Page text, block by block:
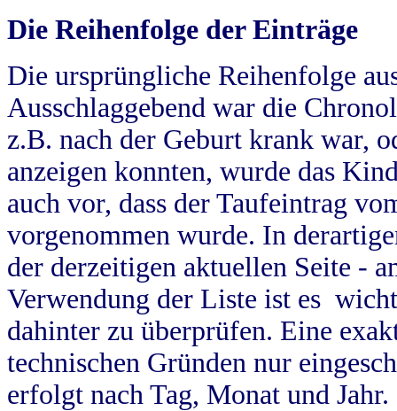
Die Reihenfolge der Einträge
Die ursprüngliche Reihenfolge
Ausschlaggebend war die
z.B. nach der Geburt krank war,
anzeigen konnten, wurde das
auch vor, dass der Taufeintrag
vorgenommen wurde. In
der derzeitigen aktuellen Seite -
Verwendung der Liste ist es
dahinter zu überprüfen. Eine
technischen Gründen nur
erfolgt nach Tag, Monat und Jahr.